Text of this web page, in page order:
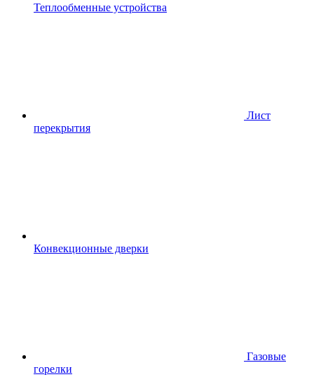
Теплообменные устройства
Лист
перекрытия
Конвекционные дверки
Газовые
горелки